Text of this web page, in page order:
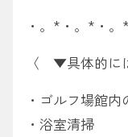
・。*・。*・
〈 ▼具体的に
・ゴルフ場館
・浴室清掃